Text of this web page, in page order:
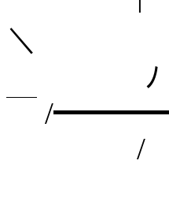
＼ `
￣ /
/
i